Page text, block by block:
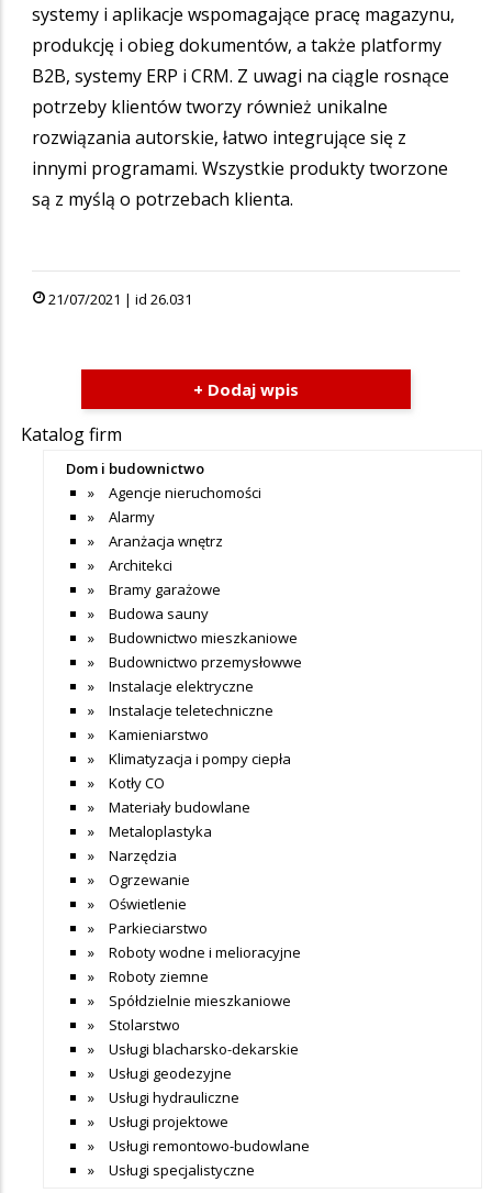
systemy i aplikacje wspomagające pracę magazynu,
produkcję i obieg dokumentów, a także platformy
B2B, systemy ERP i CRM. Z uwagi na ciągle rosnące
potrzeby klientów tworzy również unikalne
rozwiązania autorskie, łatwo integrujące się z
innymi programami. Wszystkie produkty tworzone
są z myślą o potrzebach klienta.
21/07/2021 | id 26.031
+ Dodaj wpis
Katalog firm
Dom i budownictwo
Agencje nieruchomości
Alarmy
Aranżacja wnętrz
Architekci
Bramy garażowe
Budowa sauny
Budownictwo mieszkaniowe
Budownictwo przemysłowwe
Instalacje elektryczne
Instalacje teletechniczne
Kamieniarstwo
Klimatyzacja i pompy ciepła
Kotły CO
Materiały budowlane
Metaloplastyka
Narzędzia
Ogrzewanie
Oświetlenie
Parkieciarstwo
Roboty wodne i melioracyjne
Roboty ziemne
Spółdzielnie mieszkaniowe
Stolarstwo
Usługi blacharsko-dekarskie
Usługi geodezyjne
Usługi hydrauliczne
Usługi projektowe
Usługi remontowo-budowlane
Usługi specjalistyczne